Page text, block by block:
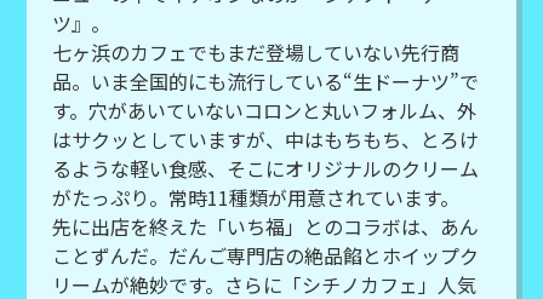
ツ』。
七ヶ浜のカフェでもまだ登場していない先行商
品。いま全国的にも流行している“生ドーナツ”で
す。穴があいていないコロンと丸いフォルム、外
はサクッとしていますが、中はもちもち、とろけ
るような軽い食感、そこにオリジナルのクリーム
がたっぷり。常時11種類が用意されています。
先に出店を終えた「いち福」とのコラボは、あん
ことずんだ。だんご専門店の絶品餡とホイップク
リームが絶妙です。さらに「シチノカフェ」人気